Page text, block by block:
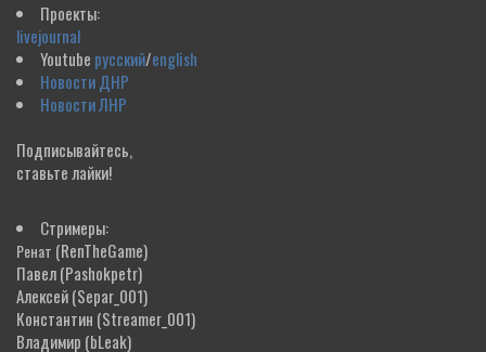
Проекты:
livejournal
Youtube русский/english
Новости ДНР
Новости ЛНР
Подписывайтесь,
ставьте лайки!
Стримеры:
Ренат (RenTheGame)
Павел(Pashokpetr)
Алексей(Separ_001)
Константин (Streamer_001)
Владимир (bLeak)